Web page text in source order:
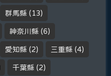
群馬縣 (13)
神奈川縣 (6)
愛知縣 (2) 三重縣 (4)
千葉縣 (2)